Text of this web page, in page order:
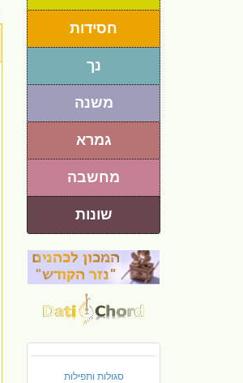
חסידות
נך
משנה
גמרא
מחשבה
שונות
סגולות ותפילות